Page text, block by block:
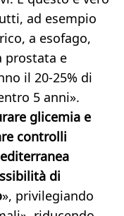
ad esempio
a esofago,
prostata e
il 20-25% di
5 anni».
glicemia e
controlli
di
», privilegiando